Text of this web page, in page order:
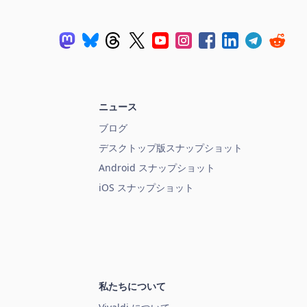
ニュース
ブログ
デスクトップ版スナップショット
Android スナップショット
iOS スナップショット
私たちについて